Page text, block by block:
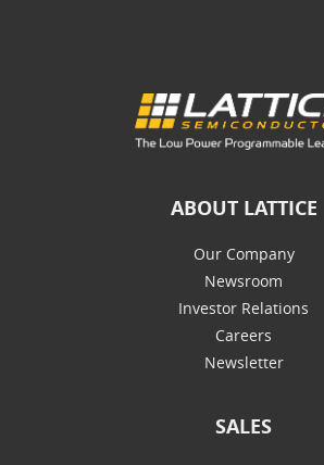
ABOUT LATTICE
Our Company
Newsroom
Investor Relations
Careers
Newsletter
SALES